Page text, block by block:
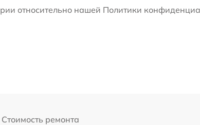
относительно нашей Политики
Стоимость ремонта